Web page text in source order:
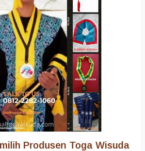
Produsen Toga Wisuda